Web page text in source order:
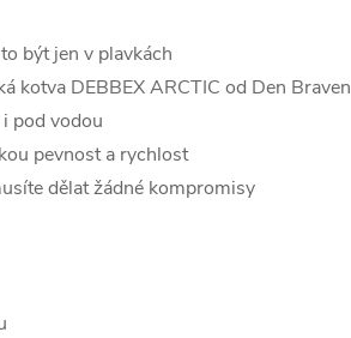
být jen v plavkách
kotva DEBBEX ARCTIC od Den Braven
pod vodou
pevnost a rychlost
dělat žádné kompromisy